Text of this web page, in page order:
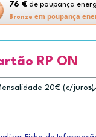
76 € de poupança
Bronze em poupança
RP ON